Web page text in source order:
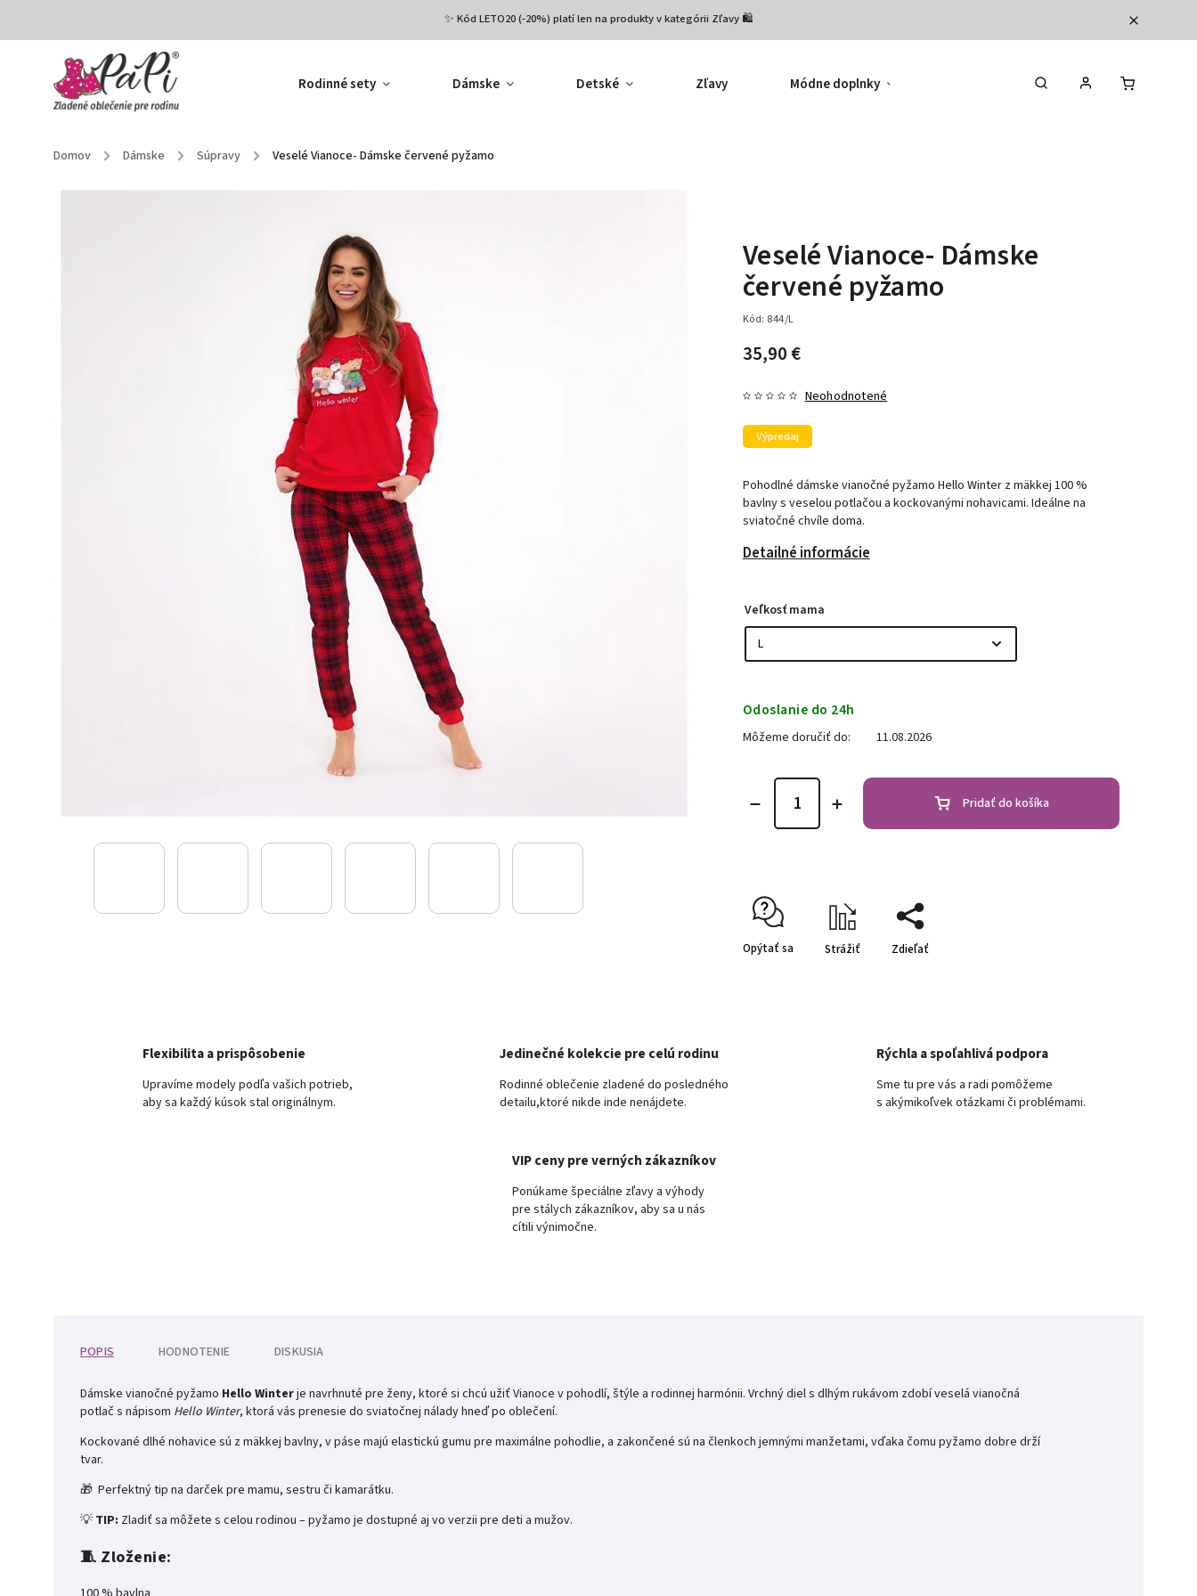
✨ Kód LETO20 (-20%) platí len na produkty v kategórii Zľavy 🛍️
Rodinné sety Dámske Detské Zľavy Módne doplnky Hodnotenie obchodu
Domov / Dámske / Súpravy / Veselé Vianoce- Dámske červené pyžamo
Veselé Vianoce- Dámske
červené pyžamo
Kód: 844/L
35,90 €
Výpredaj
Neohodnotené
Pohodlné dámske vianočné pyžamo Hello Winter z mäkkej 100 %
bavlny s veselou potlačou a kockovanými nohavicami. Ideálne na
sviatočné chvíle doma.
Detailné informácie
Veľkosť mama
Odoslanie do 24h
Môžeme doručiť do: 11.08.2026
Pridať do košíka
Opýtať sa Strážiť Zdieľať
Flexibilita a prispôsobenie
Upravíme modely podľa vašich potrieb,
aby sa každý kúsok stal originálnym.
Jedinečné kolekcie pre celú rodinu
Rodinné oblečenie zladené do posledného
detailu,ktoré nikde inde nenájdete.
Rýchla a spoľahlivá podpora
Sme tu pre vás a radi pomôžeme
s akýmikoľvek otázkami či problémami.
VIP ceny pre verných zákazníkov
Ponúkame špeciálne zľavy a výhody
pre stálych zákazníkov, aby sa u nás
cítili výnimočne.
POPIS HODNOTENIE DISKUSIA
Dámske vianočné pyžamo Hello Winterje navrhnuté pre ženy, ktoré si chcú užiť Vianoce v pohodlí, štýle a rodinnej harmónii. Vrchný diel s dlhým rukávom zdobí veselá vianočná
potlač s nápisom Hello Winter, ktorá vás prenesie do sviatočnej nálady hneď po oblečení.
Kockované dlhé nohavice sú z mäkkej bavlny, v páse majú elastickú gumu pre maximálne pohodlie, a zakončené sú na členkoch jemnými manžetami, vďaka čomu pyžamo dobre drží
tvar.
🎁 Perfektný tip na darček pre mamu, sestru či kamarátku.
💡 TIP: Zladiť sa môžete s celou rodinou – pyžamo je dostupné aj vo verzii pre deti a mužov.
🧵 Zloženie: